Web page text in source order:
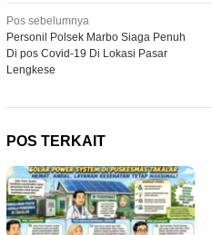
Navigasi
pos
Pos sebelumnya
Personil Polsek Marbo Siaga Penuh
Di pos Covid-19 Di Lokasi Pasar
Lengkese
POS TERKAIT